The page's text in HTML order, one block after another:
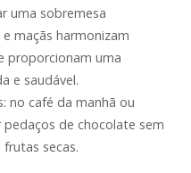
uma sobremesa
maçãs harmonizam
proporcionam uma
e saudável.
no café da manhã ou
de chocolate sem
secas.